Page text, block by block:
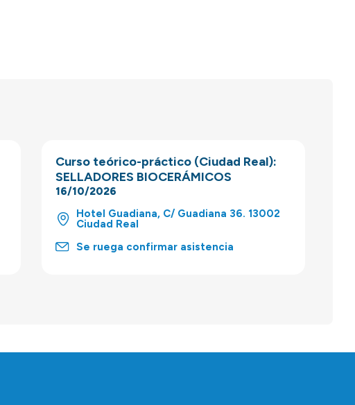
Curso teórico-práctico (Ciudad Real):
SELLADORES BIOCERÁMICOS
16/10/2026
Hotel Guadiana, C/ Guadiana 36. 13002
Ciudad Real
Se ruega confirmar asistencia